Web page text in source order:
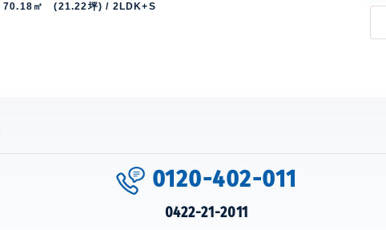
70.18㎡ (21.22坪) / 2LDK+S
0120-402-011
0422-21-2011